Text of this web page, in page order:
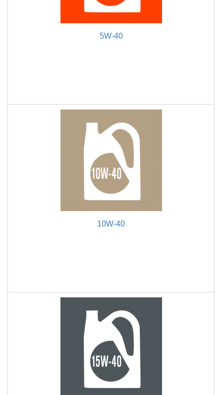
5W-40
10W-40